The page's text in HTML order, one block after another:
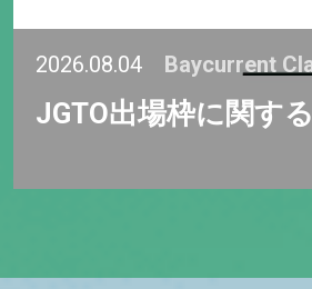
2026.08.04 Baycurrent
JGTO出場枠に関す